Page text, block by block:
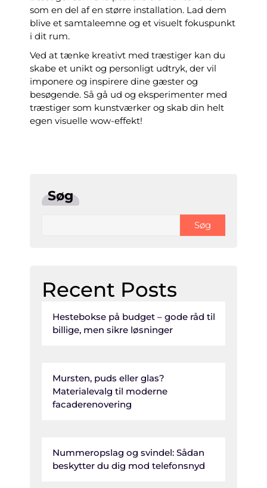
som en del af en større installation. Lad dem
blive et samtaleemne og et visuelt fokuspunkt
i dit rum.
Ved at tænke kreativt med træstiger kan du
skabe et unikt og personligt udtryk, der vil
imponere og inspirere dine gæster og
besøgende. Så gå ud og eksperimenter med
træstiger som kunstværker og skab din helt
egen visuelle wow-effekt!
Søg
Søg
Recent Posts
Hestebokse på budget – gode råd til
billige, men sikre løsninger
Mursten, puds eller glas?
Materialevalg til moderne
facaderenovering
Nummeropslag og svindel: Sådan
beskytter du dig mod telefonsnyd